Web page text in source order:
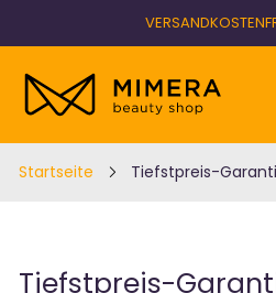
Startseite Tiefstpreis-
Tiefstpreis-